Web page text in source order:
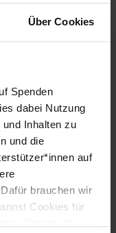
Über Cookies
Spenden
dabei Nutzung
Inhalten zu
und die
auf
brauchen wir
Cookies für